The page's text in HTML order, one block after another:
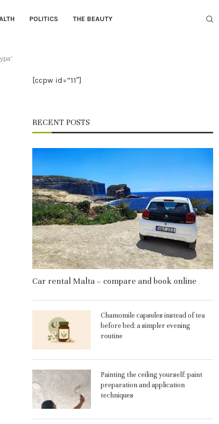
POLITICS THE BEAUTY
[ccpw id=”11″]
RECENT POSTS
Car rental Malta – compare and book online
Chamomile capsules instead of tea
before bed: a simpler evening
routine
Painting the ceiling yourself: paint
preparation and application
techniques